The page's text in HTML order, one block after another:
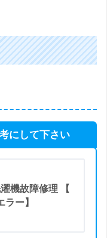
にして下さい
機故障修理 【
ー】